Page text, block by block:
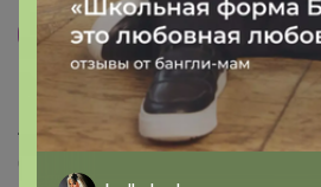
5.0 359.8K 912.6K 83.9K 10
СИМА-ЛЕНД. ТВОРЧЕСКАЯ
Леонардо